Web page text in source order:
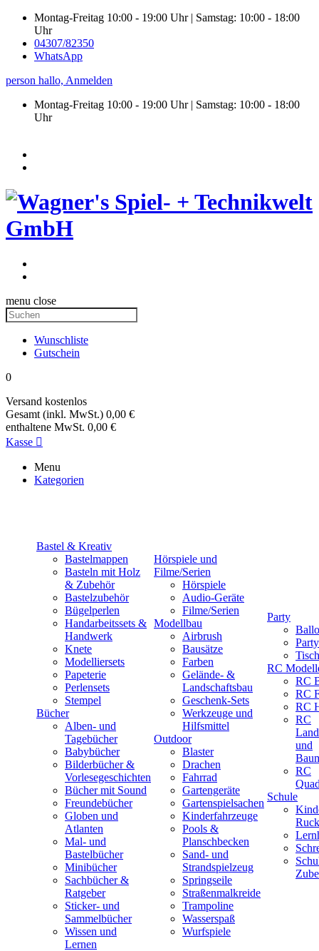
Montag-Freitag 10:00 - 19:00 Uhr | Samstag: 10:00 - 18:00
Uhr
04307/82350
WhatsApp
person hallo, Anmelden
Montag-Freitag 10:00 - 19:00 Uhr | Samstag: 10:00 - 18:00
Uhr
menu close
Wunschliste
Gutschein
0
Versand kostenlos
Gesamt (inkl. MwSt.) 0,00 €
enthaltene MwSt. 0,00 €
Kasse 
Menu
Kategorien
Bastel & Kreativ
Bastelmappen
Basteln mit Holz
& Zubehör
Bastelzubehör
Bügelperlen
Handarbeitssets &
Handwerk
Knete
Modelliersets
Papeterie
Perlensets
Stempel
Bücher
Alben- und
Tagebücher
Babybücher
Bilderbücher &
Vorlesegeschichten
Bücher mit Sound
Freundebücher
Globen und
Atlanten
Mal- und
Bastelbücher
Minibücher
Sachbücher &
Ratgeber
Sticker- und
Sammelbücher
Wissen und
Lernen
Hörspiele und
Filme/Serien
Hörspiele
Audio-Geräte
Filme/Serien
Modellbau
Airbrush
Bausätze
Farben
Gelände- &
Landschaftsbau
Geschenk-Sets
Werkzeuge und
Hilfsmittel
Outdoor
Blaster
Drachen
Fahrrad
Gartengeräte
Gartenspielsachen
Kinderfahrzeuge
Pools &
Planschbecken
Sand- und
Strandspielzeug
Springseile
Straßenmalkreide
Trampoline
Wasserspaß
Wurfspiele
Party
RC
RC
RC
RC
RC
und
RC
Schule